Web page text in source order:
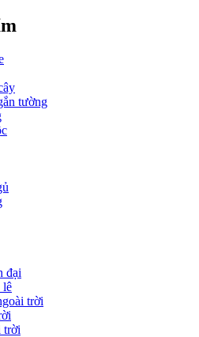
tường
đại
lê
trời
trời